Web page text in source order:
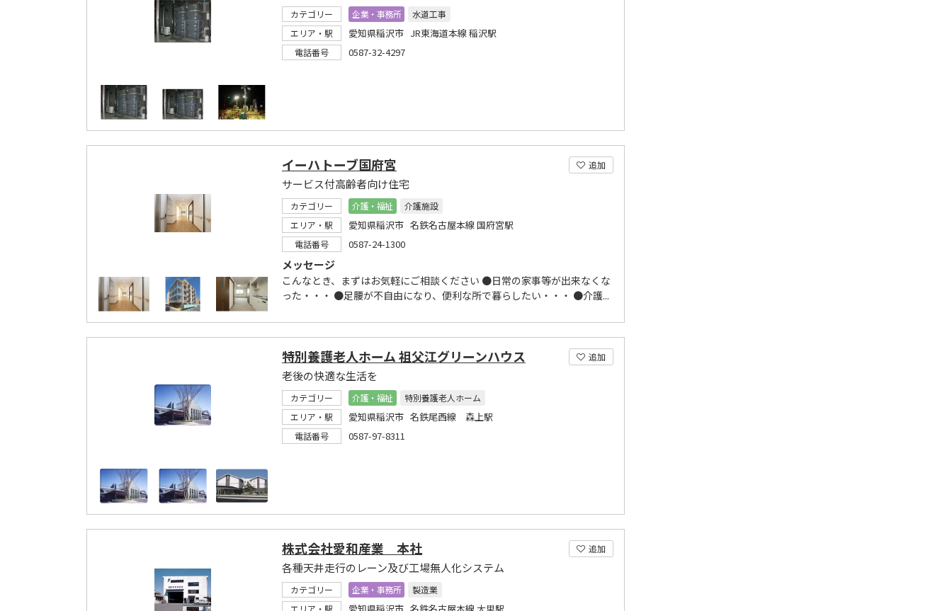
カテゴリー 企業・事務所
水道工事
エリア・駅
愛知県稲沢市 JR東海道本線 稲沢駅
電話番号 0587-32-4297
追加
イーハトーブ国府宮
サービス付高齢者向け住宅
カテゴリー 介護・福祉
介護施設
エリア・駅
愛知県稲沢市 名鉄名古屋本線 国府宮駅
電話番号 0587-24-1300
メッセージ
こんなとき、まずはお気軽にご相談ください ●日常の家事等が出来なくな
った・・・ ●足腰が不自由になり、便利な所で暮らしたい・・・ ●介護...
追加
特別養護老人ホーム 祖父江グリーンハウス
老後の快適な生活を
カテゴリー 介護・福祉
特別養護老人ホーム
エリア・駅
愛知県稲沢市 名鉄尾西線 森上駅
電話番号 0587-97-8311
追加
株式会社愛和産業 本社
各種天井走行のレーン及び工場無人化システム
カテゴリー 企業・事務所
製造業
エリア・駅
愛知県稲沢市 名鉄名古屋本線 大里駅